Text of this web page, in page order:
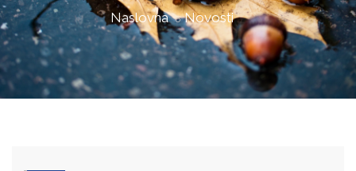
Naslovna Novosti